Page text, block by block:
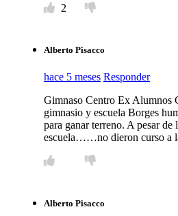
2
Alberto Pisacco
hace 5 meses Responder
Gimnaso Centro Ex Alumnos
gimnasio y escuela Borges
para ganar terreno. A pesar de
escuela……no dieron curso a
Alberto Pisacco